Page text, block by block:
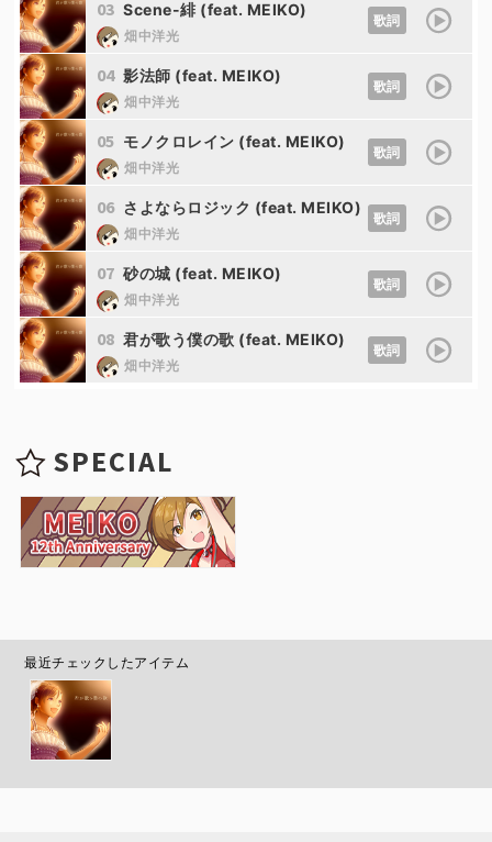
03 Scene-緋 (feat. MEIKO)
畑中洋光
歌詞
04 影法師 (feat. MEIKO)
畑中洋光
歌詞
05 モノクロレイン (feat. MEIKO)
畑中洋光
歌詞
06 さよならロジック (feat. MEIKO)
畑中洋光
歌詞
07 砂の城 (feat. MEIKO)
畑中洋光
歌詞
08 君が歌う僕の歌 (feat. MEIKO)
畑中洋光
歌詞
SPECIAL
最近チェックしたアイテム